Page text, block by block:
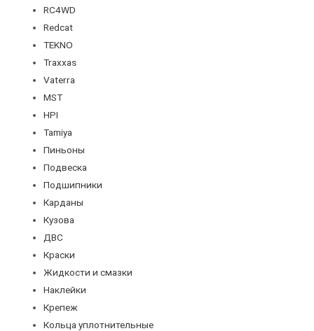
RC4WD
Redcat
TEKNO
Traxxas
Vaterra
MST
HPI
Tamiya
Пиньоны
Подвеска
Подшипники
Карданы
Кузова
ДВС
Краски
Жидкости и смазки
Наклейки
Крепеж
Кольца уплотнительные